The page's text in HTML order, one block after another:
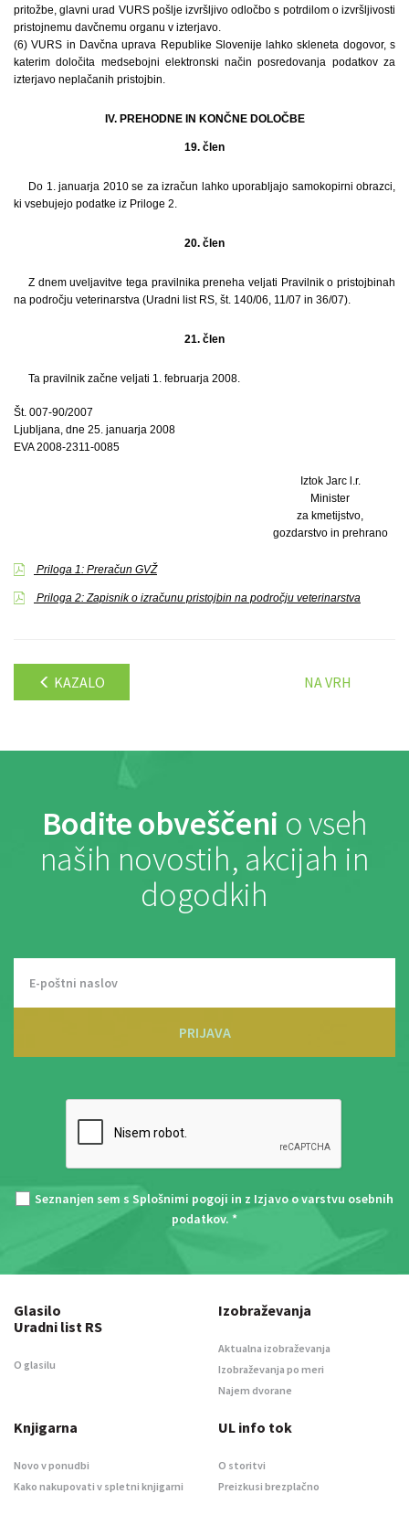
pritožbe, glavni urad VURS pošlje izvršljivo odločbo s potrdilom o izvršljivosti
pristojnemu davčnemu organu v izterjavo.
(6) VURS in Davčna uprava Republike Slovenije lahko skleneta dogovor, s
katerim določita medsebojni elektronski način posredovanja podatkov za
izterjavo neplačanih pristojbin.
IV. PREHODNE IN KONČNE DOLOČBE
19. člen
Do 1. januarja 2010 se za izračun lahko uporabljajo samokopirni obrazci,
ki vsebujejo podatke iz Priloge 2.
20. člen
Z dnem uveljavitve tega pravilnika preneha veljati Pravilnik o pristojbinah
na področju veterinarstva (Uradni list RS, št. 140/06, 11/07 in 36/07).
21. člen
Ta pravilnik začne veljati 1. februarja 2008.
Št. 007-90/2007
Ljubljana, dne 25. januarja 2008
EVA 2008-2311-0085
Iztok Jarc l.r.
Minister
za kmetijstvo,
gozdarstvo in prehrano
Priloga 1: Preračun GVŽ
Priloga 2: Zapisnik o izračunu pristojbin na področju veterinarstva
KAZALO NA VRH
Bodite obveščeni o vseh
naših novostih, akcijah in
dogodkih
PRIJAVA
Seznanjen sem s Splošnimi pogoji in z Izjavo o varstvu osebnih
podatkov. *
Glasilo
Uradni list RS
O glasilu
Izobraževanja
Aktualna izobraževanja
Izobraževanja po meri
Najem dvorane
Knjigarna
Novo v ponudbi
Kako nakupovati v spletni knjigarni
UL info tok
O storitvi
Preizkusi brezplačno